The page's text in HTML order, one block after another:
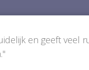
en geeft veel